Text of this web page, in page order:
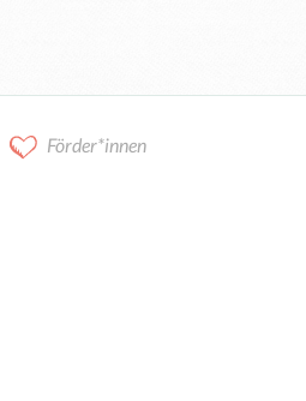
Förder*innen